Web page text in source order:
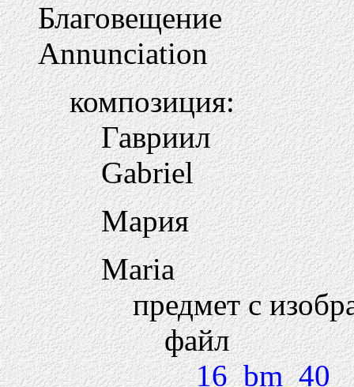
Благовещение
Annunciation
композиция:
Гавриил
Gabriel
Мария
Maria
предмет с
файл
16_bm_40